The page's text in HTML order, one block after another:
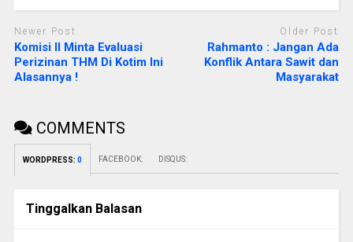
Newer Post
Komisi II Minta Evaluasi
Perizinan THM Di Kotim Ini
Alasannya !
Older Post
Rahmanto : Jangan Ada
Konflik Antara Sawit dan
Masyarakat
COMMENTS
WORDPRESS: 0 FACEBOOK: DISQUS:
Tinggalkan Balasan